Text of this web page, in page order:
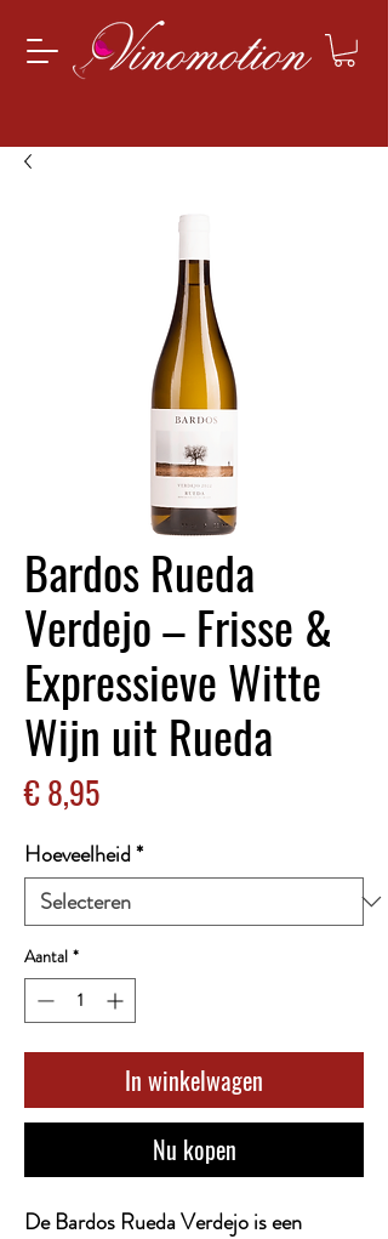
Bardos Rueda
Verdejo – Frisse &
Expressieve Witte
Wijn uit Rueda
€ 8,95Prijs
Hoeveelheid*
Aantal *
In winkelwagen
Nu kopen
De Bardos Rueda Verdejo is een